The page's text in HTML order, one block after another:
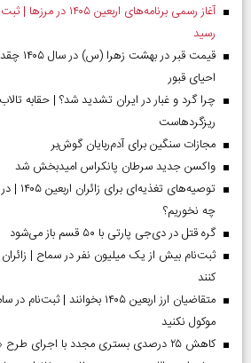
رسید
قیمت
احیای قبور
چرا گرد و غبار در ایران تشدید شد؟ | حقابه
ریزگردهاست
مجازات سنگین برای آدم‌ربایان گوش‌بر
واکسن جدید سرطان پانکراس امیدبخش شد
چه نخوریم؟
گره قتل در دی‌جی پارتی با ۵۰ قسم باز می‌شود
ثبت‌نام بیش از یک میلیون نفر در سماح |
کنند
متقاضیان ارز اربعین ۱۴۰۵
موکول نکنید
کاهش ۲۵ درصدی بستری مجدد با اجرای